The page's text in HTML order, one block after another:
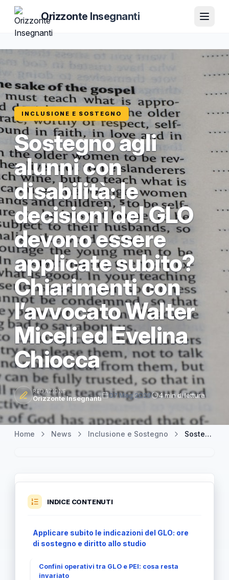
Orizzonte Insegnanti
INCLUSIONE E SOSTEGNO
Sostegno agli
alunni con
disabilità: le
decisioni del GLO
devono essere
applicate subito?
Chiarimenti con
l’avvocato Walter
Miceli ed Evelina
Chiocca
REDAZIONE
Orizzonte Insegnanti 07 Mag 2026 4 min di lettura
Home News Inclusione e Sostegno Sostegno agli alunni con disabilità: le decisioni del GLO devono essere applicate subito? Chiarimenti con l’avvocato Walter Miceli ed Evelina Chiocca
INDICE CONTENUTI
Applicare subito le indicazioni del GLO: ore
di sostegno e diritto allo studio
Confini operativi tra GLO e PEI: cosa resta
invariato